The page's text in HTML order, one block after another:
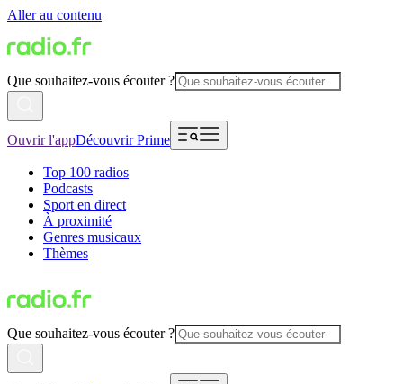
Aller au contenu
Que souhaitez-vous écouter ?
Ouvrir l'appDécouvrir Prime
Top 100 radios
Podcasts
Sport en direct
À proximité
Genres musicaux
Thèmes
Que souhaitez-vous écouter ?